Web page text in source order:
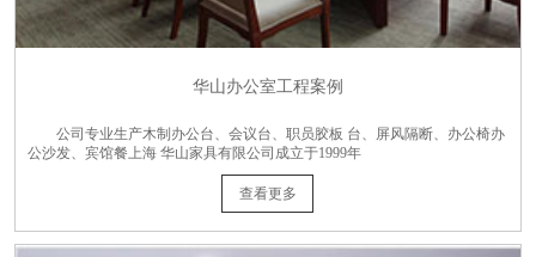
华山办公室工程案例
公司专业生产木制办公台、会议台、职员胶板 台、屏风隔断、办公椅办
公沙发、宾馆餐上海 华山家具有限公司成立于1999年
查看更多